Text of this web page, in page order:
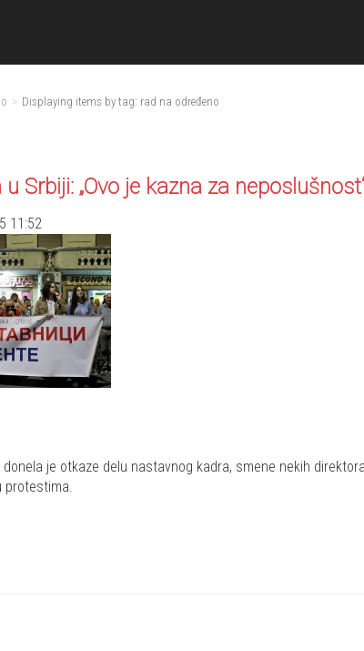
Displaying items by tag: rad na određeno
Srbiji: „Ovo je kazna za
11:52
je otkaze delu nastavnog kadra, smene nekih
protestima.